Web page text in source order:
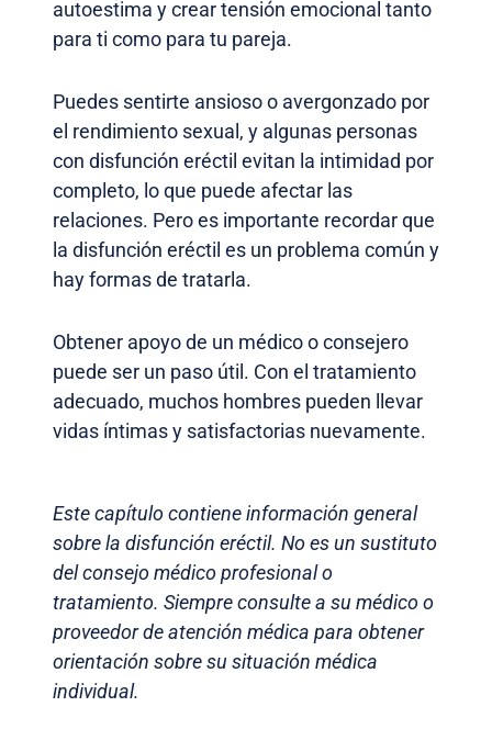
autoestima y crear tensión emocional tanto
para ti como para tu pareja.
Puedes sentirte ansioso o avergonzado por
el rendimiento sexual, y algunas personas
con disfunción eréctil evitan la intimidad por
completo, lo que puede afectar las
relaciones. Pero es importante recordar que
la disfunción eréctil es un problema común y
hay formas de tratarla.
Obtener apoyo de un médico o consejero
puede ser un paso útil. Con el tratamiento
adecuado, muchos hombres pueden llevar
vidas íntimas y satisfactorias nuevamente.
Este capítulo contiene información general
sobre la disfunción eréctil. No es un sustituto
del consejo médico profesional o
tratamiento. Siempre consulte a su médico o
proveedor de atención médica para obtener
orientación sobre su situación médica
individual.